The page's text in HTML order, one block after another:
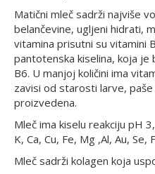
Matični mleč sadrži najviše
belančevine, ugljeni hidrati,
vitamina prisutni su vitamini
pantotenska kiselina, koja
B6. U manjoj količini ima
zavisi od starosti larve,
proizvedena.
Mleč ima kiselu reakciju pH
K, Ca, Cu, Fe, Mg ,Al, Au, Se,
Mleč sadrži kolagen koja